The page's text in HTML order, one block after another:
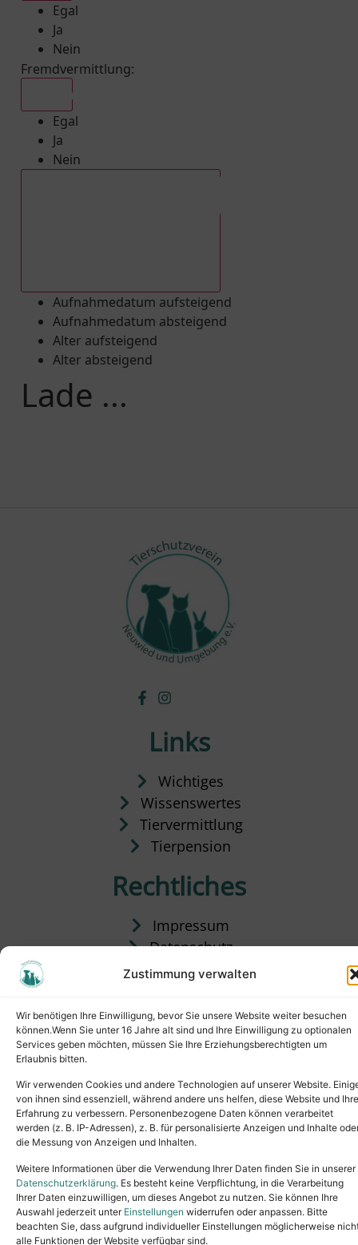
Zustimmung verwalten
Wir benötigen Ihre Einwilligung, bevor Sie unsere Website weiter besuchen
können.Wenn Sie unter 16 Jahre alt sind und Ihre Einwilligung zu optionalen
Services geben möchten, müssen Sie Ihre Erziehungsberechtigten um
Erlaubnis bitten.
Wir verwenden Cookies und andere Technologien auf unserer Website.
von ihnen sind essenziell, während andere uns helfen, diese Website und Ihre
Erfahrung zu verbessern. Personenbezogene Daten können verarbeitet
werden (z. B. IP-Adressen), z. B. für personalisierte Anzeigen und Inhalte
die Messung von Anzeigen und Inhalten.
Weitere Informationen über die Verwendung Ihrer Daten finden Sie in unserer
Datenschutzerklärung. Es besteht keine Verpflichtung, in die Verarbeitung
Ihrer Daten einzuwilligen, um dieses Angebot zu nutzen. Sie können Ihre
Auswahl jederzeit unter Einstellungen widerrufen oder anpassen. Bitte
beachten Sie, dass aufgrund individueller Einstellungen möglicherweise
alle Funktionen der Website verfügbar sind.
Egal
Ja
Nein
Fremdvermittlung:
Egal
Ja
Nein
Aufnahmedatum aufsteigend
Aufnahmedatum absteigend
Alter aufsteigend
Alter absteigend
Lade ...
Links
Wichtiges
Wissenswertes
Tiervermittlung
Tierpension
Rechtliches
Impressum
Datenschutz
Satzung
Copyright © 2024. All rights reserved.
Tel.: (02631) 55356buero@tierheim-neuwied.de
Ludwigshof 1, 56567 Neuwied